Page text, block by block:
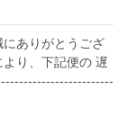
ありがとうござ
り、下記便の 遅